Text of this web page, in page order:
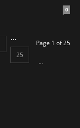
0
Page 1 of 25
...
25
...